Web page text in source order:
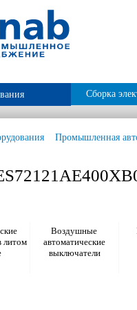
Сборка
Промышленная
литом
Воздушные
автоматические
выключатели